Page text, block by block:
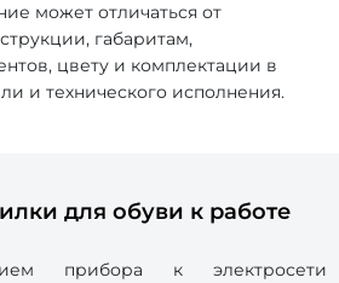
может отличаться от
габаритам,
цвету и комплектации в
и технического исполнения.
для обуви к работе
прибора к электросети